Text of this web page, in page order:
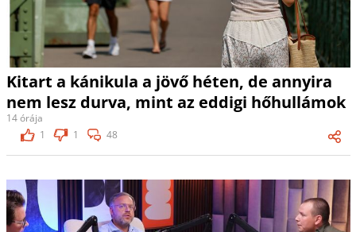
Kitart a kánikula a jövő héten, de annyira
nem lesz durva, mint az eddigi hőhullámok
14 órája
1
1 48